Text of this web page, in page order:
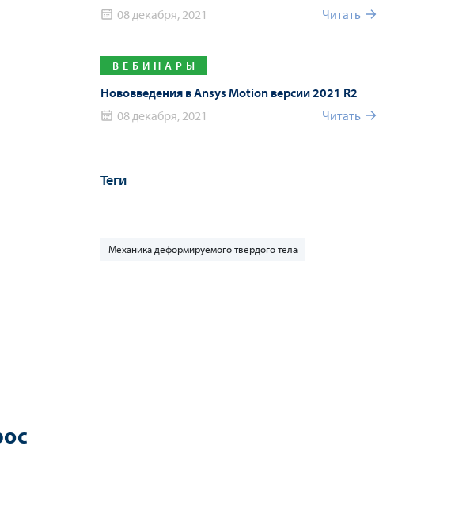
08 декабря, 2021
Читать
ВЕБИНАРЫ
Нововведения в Ansys Motion версии 2021 R2
08 декабря, 2021
Читать
Теги
Механика деформируемого твердого тела